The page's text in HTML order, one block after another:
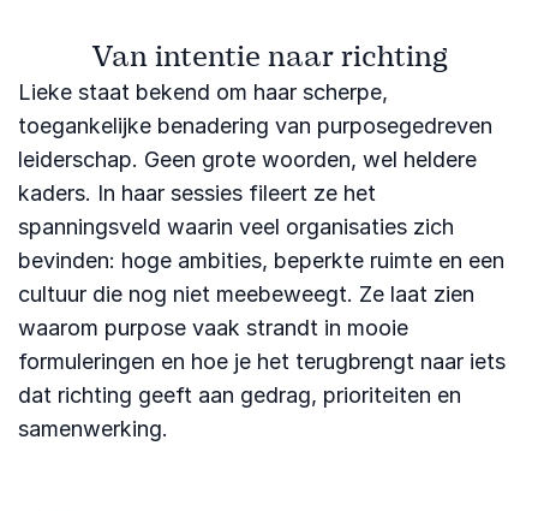
Van intentie naar richting
Lieke staat bekend om haar scherpe,
toegankelijke benadering van purposegedreven
leiderschap. Geen grote woorden, wel heldere
kaders. In haar sessies fileert ze het
spanningsveld waarin veel organisaties zich
bevinden: hoge ambities, beperkte ruimte en een
cultuur die nog niet meebeweegt. Ze laat zien
waarom purpose vaak strandt in mooie
formuleringen en hoe je het terugbrengt naar iets
dat richting geeft aan gedrag, prioriteiten en
samenwerking.